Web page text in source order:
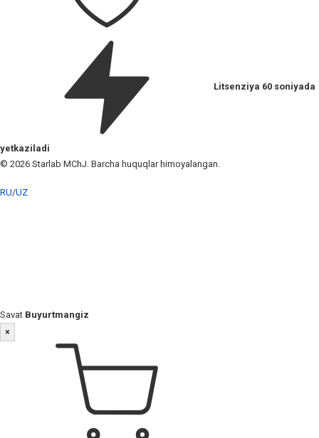
Litsenziya 60 soniyada
yetkaziladi
© 2026 Starlab MChJ. Barcha huquqlar himoyalangan.
RU/UZ
Savat Buyurtmangiz
×